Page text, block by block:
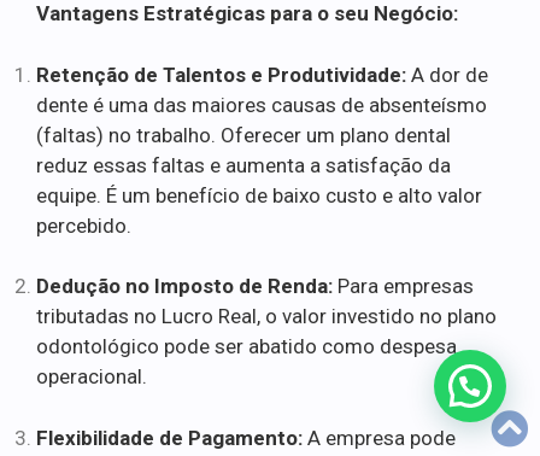
Vantagens Estratégicas para o seu Negócio:
Retenção de Talentos e Produtividade: A dor de
dente é uma das maiores causas de absenteísmo
(faltas) no trabalho. Oferecer um plano dental
reduz essas faltas e aumenta a satisfação da
equipe. É um benefício de baixo custo e alto valor
percebido.
Dedução no Imposto de Renda: Para empresas
tributadas no Lucro Real, o valor investido no plano
odontológico pode ser abatido como despesa
operacional.
Flexibilidade de Pagamento: A empresa pode